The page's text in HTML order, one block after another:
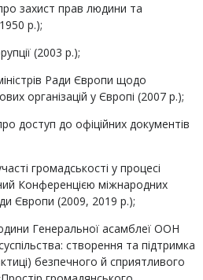
захист прав людини та
р.);
(2003 р.);
Ради Європи щодо
організацій у Європі (2007 р.);
доступ до офіційних документів
громадськості у процесі
Конференцією міжнародних
Європи (2009, 2019 р.);
Генеральної асамблеї ООН
створення та підтримка
безпечного й сприятливого